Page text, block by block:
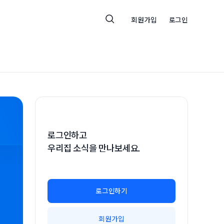
회원가입 로그인
로그인하고
우리집 소식을 만나보세요.
로그인하기
회원가입